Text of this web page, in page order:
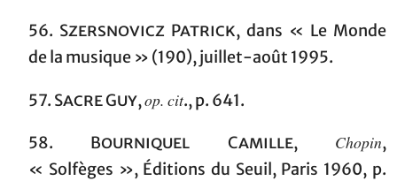
56. Szersnovicz Patrick, dans « Le Monde
de la musique » (190), juillet-août 1995.
57. Sacre Guy,op. cit., p. 641.
58. Bourniquel Camille, Chopin,
« Solfèges », Éditions du Seuil, Paris 1960, p.